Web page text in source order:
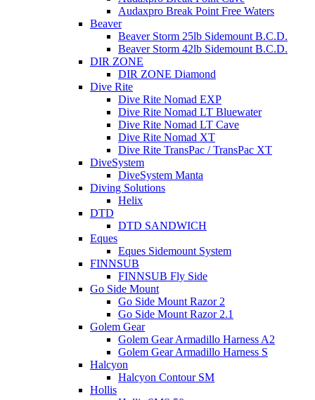
Audaxpro Break Point Free Waters
Beaver
Beaver Storm 25lb Sidemount B.C.D.
Beaver Storm 42lb Sidemount B.C.D.
DIR ZONE
DIR ZONE Diamond
Dive Rite
Dive Rite Nomad EXP
Dive Rite Nomad LT Bluewater
Dive Rite Nomad LT Cave
Dive Rite Nomad XT
Dive Rite TransPac / TransPac XT
DiveSystem
DiveSystem Manta
Diving Solutions
Helix
DTD
DTD SANDWICH
Eques
Eques Sidemount System
FINNSUB
FINNSUB Fly Side
Go Side Mount
Go Side Mount Razor 2
Go Side Mount Razor 2.1
Golem Gear
Golem Gear Armadillo Harness A2
Golem Gear Armadillo Harness S
Halcyon
Halcyon Contour SM
Hollis